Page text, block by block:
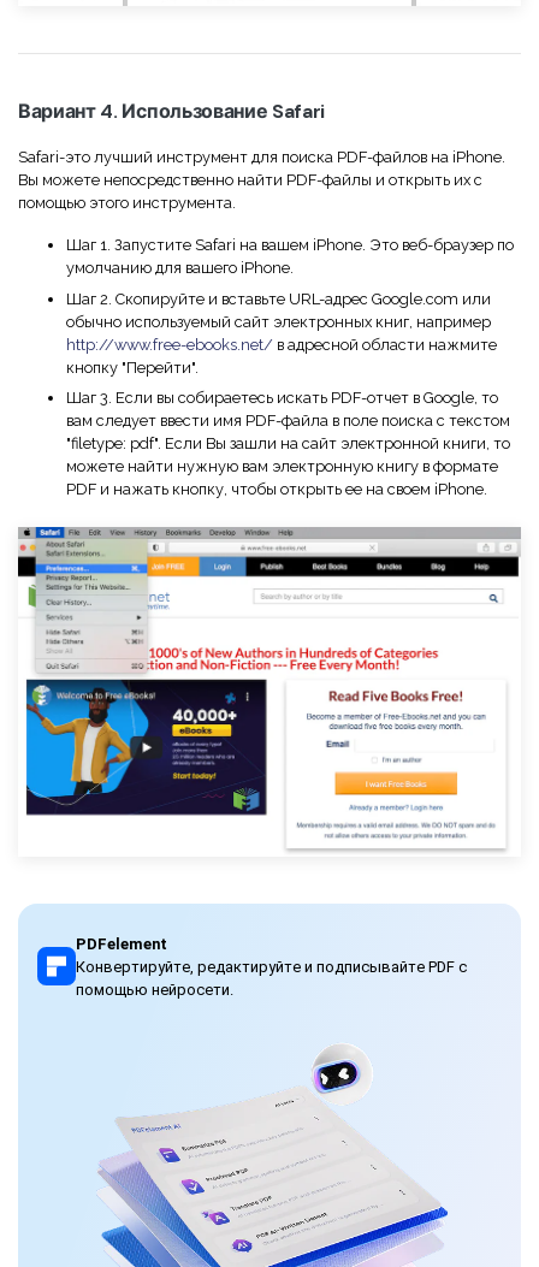
Вариант 4. Использование Safari
Safari-это лучший инструмент для поиска PDF-файлов на iPhone.
Вы можете непосредственно найти PDF-файлы и открыть их с
помощью этого инструмента.
Шаг 1. Запустите Safari на вашем iPhone. Это веб-браузер по
умолчанию для вашего iPhone.
Шаг 2. Скопируйте и вставьте URL-адрес Google.com или
обычно используемый сайт электронных книг, например
http://www.free-ebooks.net/ в адресной области нажмите
кнопку "Перейти".
Шаг 3. Если вы собираетесь искать PDF-отчет в Google, то
вам следует ввести имя PDF-файла в поле поиска с текстом
"filetype: pdf". Если Вы зашли на сайт электронной книги, то
можете найти нужную вам электронную книгу в формате
PDF и нажать кнопку, чтобы открыть ее на своем iPhone.
PDFelement
Конвертируйте, редактируйте и подписывайте PDF с
помощью нейросети.